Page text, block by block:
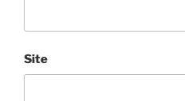
Site